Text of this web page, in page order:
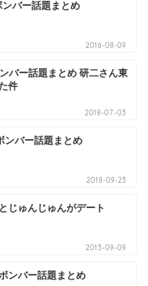
ンバー話題まとめ
2016-08-09
バー話題まとめ 研二さん東
件
2018-07-03
ンバー話題まとめ
2018-09-23
じゅんじゅんがデート
2013-09-09
ンバー話題まとめ